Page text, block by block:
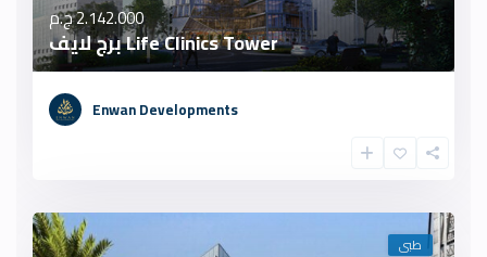
2.142.000 ج.م
Life Clinics Tower برج لايف
Enwan Developments
طبى